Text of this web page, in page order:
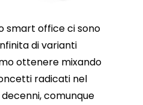
smart office ci sono
di varianti
ottenere mixando
radicati nel
comunque